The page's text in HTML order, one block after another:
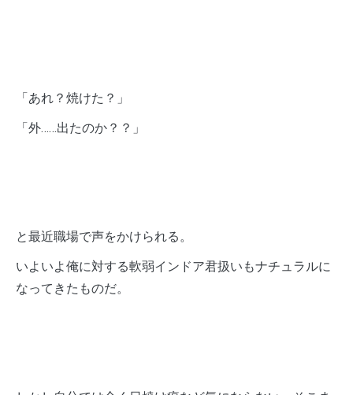
「あれ？焼けた？」
「外……出たのか？？」
と最近職場で声をかけられる。
いよいよ俺に対する軟弱インドア君扱いもナチュラルに
なってきたものだ。